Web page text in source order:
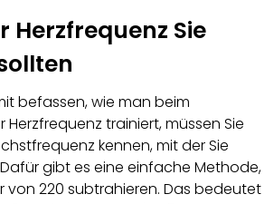
Herzfrequenz Sie
befassen, wie man beim
trainiert, müssen Sie
kennen, mit der Sie
gibt es eine einfache Methode,
von 220 subtrahieren. Das bedeutet